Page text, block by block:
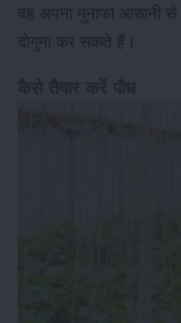
वह अपना मुनाफा आसानी से
दोगुना कर सकते हैं।